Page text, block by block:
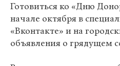
Готовиться ко «Дню
начале октября в
«Вконтакте» и на
объявления о грядущем